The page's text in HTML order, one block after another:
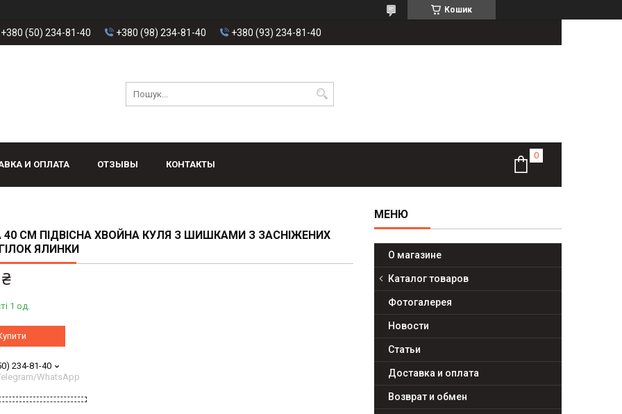
Кошик
+380 (50) 234-81-40 +380 (98) 234-81-40 +380 (93) 234-81-40
И ОПЛАТА ОТЗЫВЫ КОНТАКТЫ
40 СМ ПІДВІСНА ХВОЙНА КУЛЯ З ШИШКАМИ З ЗАСНІЖЕНИХ
ЯЛИНКИ
1 од.
234-81-40
WhatsApp
О магазине
Каталог товаров
Фотогалерея
Новости
Статьи
Доставка и оплата
Возврат и обмен